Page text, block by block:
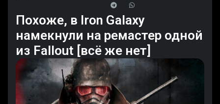
Похоже, в Iron Galaxy
намекнули на ремастер одной
из Fallout [всё же нет]